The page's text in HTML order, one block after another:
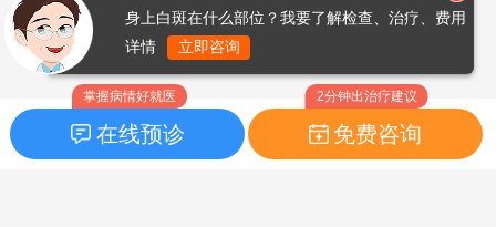
掌握病情好就医
在线预诊
2分钟出治疗建议
免费咨询
身上白斑在什么部位？我要了解检查、治疗、费用
详情
立即咨询